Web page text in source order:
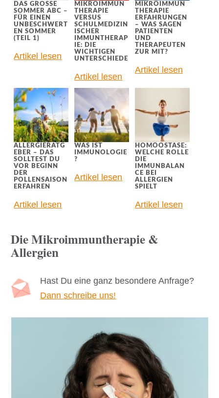
DAS GROSSE S
OMMER ABC – F
ÜR EINEN U
NBESCHWERTE
N SOMMER (
TEIL 1)
Artikel lesen
MIKROIMMUN
THERAPIE
VERSUS
SCHULMEDIZIN
ISCHER
IMMUNTHERAP
IE: DIE
WICHTIGEN
UNTERSCHIEDE
Artikel lesen
MIKROIMMUN
THERAPIE
ERFAHRUNGEN
– WAS SAGEN
PATIENTEN
UND
THERAPEUTEN
ZUR MIT?
Artikel lesen
ALLERGIERATG
EBER – DAS
SOLLTEST DU
VOR BEGINN
DER
POLLENSAISON
ERFAHREN
Artikel lesen
WAS IST
IMMUNOLOGIE
?
Artikel lesen
HOMÖOSTASE:
WELCHE ROLLE
DIE
IMMUNBALAN
CE BEI
ALLERGIEN
SPIELT
Artikel lesen
Die Mikroimmuntherapie &
Allergien
Hast Du eine ganz besondere Anfrage?
Dann schreibe uns!